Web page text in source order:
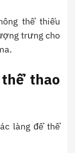
thể thiếu
trưng cho
thao
làng để thể